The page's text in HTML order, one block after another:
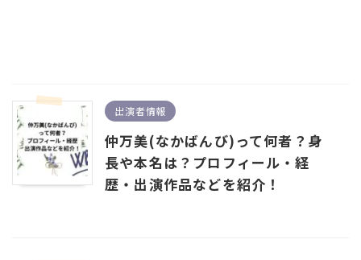
出演者情報
仲万美(なかばんび)って何者？身
長や本名は？プロフィール・経
歴・出演作品などを紹介！